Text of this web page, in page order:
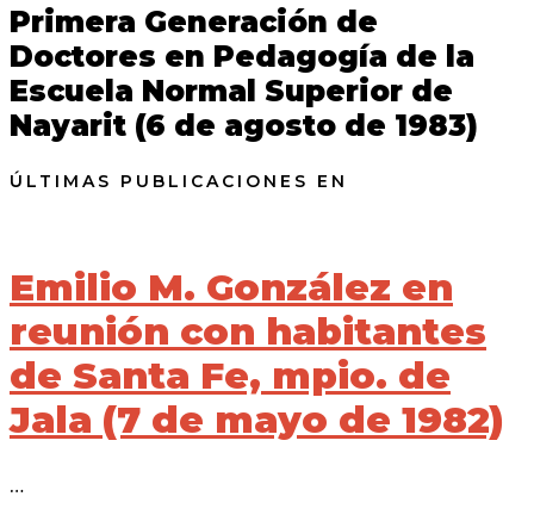
Primera Generación de
Doctores en Pedagogía de la
Escuela Normal Superior de
Nayarit (6 de agosto de 1983)
ÚLTIMAS PUBLICACIONES EN
Emilio M. González en
reunión con habitantes
de Santa Fe, mpio. de
Jala (7 de mayo de 1982)
…